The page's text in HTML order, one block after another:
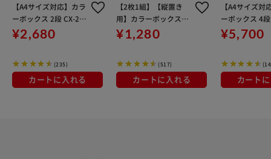
【A4サイズ対応】カラ
ーボックス 2段 CX-2F
オフホワイト
¥2,680
(235)
カートに入れる
【2枚1組】【縦置き
用】カラーボックス用
レールボード CXR-38
ホワイト
¥1,280
(517)
カートに入れる
【A4サイズ対
ーボックス 4段 CX-
オフホワイト(
¥5,700
カート